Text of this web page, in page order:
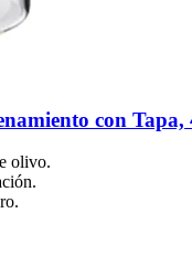
con
olivo.